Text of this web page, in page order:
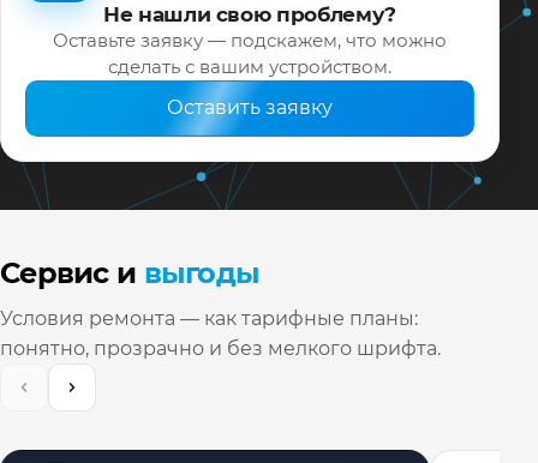
Не нашли свою проблему?
Оставьте заявку — подскажем, что можно
сделать с вашим устройством.
Оставить заявку
Сервис и выгоды
Условия ремонта — как тарифные планы:
понятно, прозрачно и без мелкого шрифта.